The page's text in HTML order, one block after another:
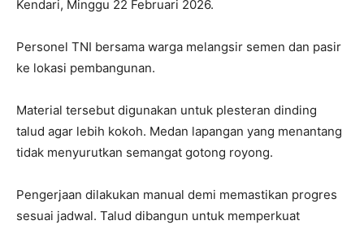
Kendari, Minggu 22 Februari 2026.
Personel TNI bersama warga melangsir semen dan pasir
ke lokasi pembangunan.
Material tersebut digunakan untuk plesteran dinding
talud agar lebih kokoh. Medan lapangan yang menantang
tidak menyurutkan semangat gotong royong.
Pengerjaan dilakukan manual demi memastikan progres
sesuai jadwal. Talud dibangun untuk memperkuat